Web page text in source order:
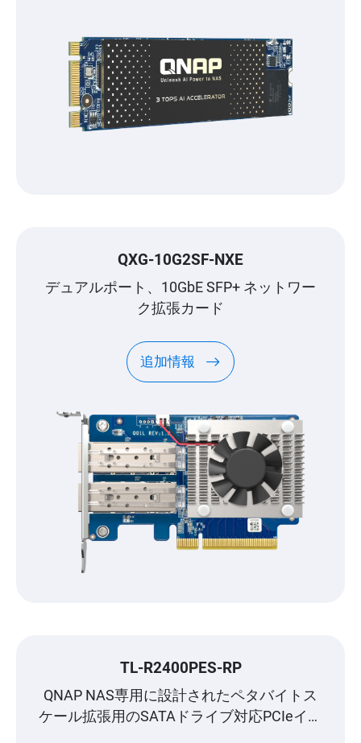
QXG-10G2SF-NXE
デュアルポート、10GbE SFP+ ネットワー
ク拡張カード
追加情報
TL-R2400PES-RP
QNAP NAS専用に設計されたペタバイトス
ケール拡張用のSATAドライブ対応PCIeイン